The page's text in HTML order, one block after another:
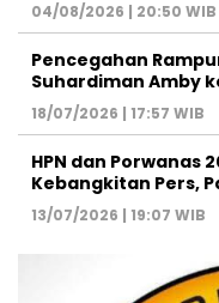
04/08/2026 | 20:50 WIB
Pencegahan
Suhardiman Amby
18/07/2026 | 17:57 WIB
HPN dan Porwanas
Kebangkitan Pers,
13/07/2026 | 19:07 WIB